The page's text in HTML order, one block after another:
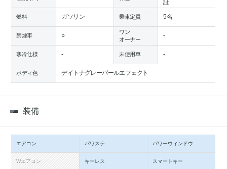
証
燃料 ガソリン 乗車定員 5名
禁煙車 ○
ワン
オーナー
-
寒冷仕様 - 未使用車 -
ボディ色 デイトナグレーパールエフェクト
装備
エアコン パワステ パワーウィンドウ
Wエアコン キーレス スマートキー